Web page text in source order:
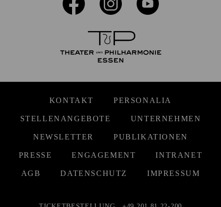
KONTAKT PERSONALIA
STELLENANGEBOTE UNTERNEHMEN
NEWSLETTER PUBLIKATIONEN
PRESSE ENGAGEMENT INTRANET
AGB DATENSCHUTZ IMPRESSUM